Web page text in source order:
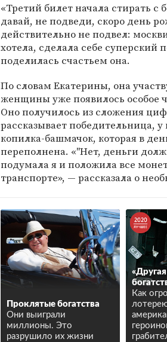
«Третий билет начала стирать с
давай, не подведи, скоро день
действительно не подвел:
хотела, сделала себе
поделилась счастьем она.
По словам Екатерины, она
женщины уже появилось особое
Оно получилось из сложения
рассказывает победительница,
копилка-башмачок, которая в
переполнена. «"Нет, деньги
подумала я и положила все
транспорте», — рассказала о
Проклятые богатства
Они выиграли
миллионы. Это
разрушило их жизни
Как